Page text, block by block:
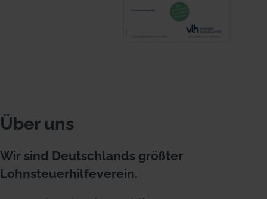
Über uns
Wir sind Deutschlands größter
Lohnsteuerhilfeverein.